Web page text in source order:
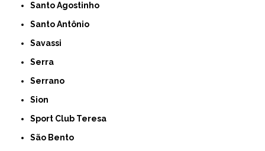
Santo Agostinho
Santo Antônio
Savassi
Serra
Serrano
Sion
Sport Club Teresa
São Bento